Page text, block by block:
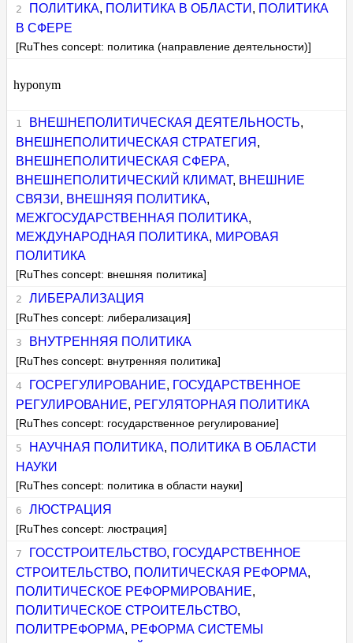
ПОЛИТИКА, ПОЛИТИКА В ОБЛАСТИ , ПОЛИТИКА
В СФЕРЕ
[RuThes concept: политика (направление деятельности)]
hyponym
ВНЕШНЕПОЛИТИЧЕСКАЯ ДЕЯТЕЛЬНОСТЬ,
ВНЕШНЕПОЛИТИЧЕСКАЯ СТРАТЕГИЯ ,
ВНЕШНЕПОЛИТИЧЕСКАЯ СФЕРА,
ВНЕШНЕПОЛИТИЧЕСКИЙ КЛИМАТ, ВНЕШНИЕ
СВЯЗИ , ВНЕШНЯЯ ПОЛИТИКА,
МЕЖГОСУДАРСТВЕННАЯ ПОЛИТИКА,
МЕЖДУНАРОДНАЯ ПОЛИТИКА, МИРОВАЯ
ПОЛИТИКА
[RuThes concept: внешняя политика]
ЛИБЕРАЛИЗАЦИЯ
[RuThes concept: либерализация]
ВНУТРЕННЯЯ ПОЛИТИКА
[RuThes concept: внутренняя политика]
ГОСРЕГУЛИРОВАНИЕ, ГОСУДАРСТВЕННОЕ
РЕГУЛИРОВАНИЕ, РЕГУЛЯТОРНАЯ ПОЛИТИКА
[RuThes concept: государственное регулирование]
НАУЧНАЯ ПОЛИТИКА, ПОЛИТИКА В ОБЛАСТИ
НАУКИ
[RuThes concept: политика в области науки]
ЛЮСТРАЦИЯ
[RuThes concept: люстрация]
ГОССТРОИТЕЛЬСТВО, ГОСУДАРСТВЕННОЕ
СТРОИТЕЛЬСТВО, ПОЛИТИЧЕСКАЯ РЕФОРМА,
ПОЛИТИЧЕСКОЕ РЕФОРМИРОВАНИЕ,
ПОЛИТИЧЕСКОЕ СТРОИТЕЛЬСТВО,
ПОЛИТРЕФОРМА, РЕФОРМА СИСТЕМЫ